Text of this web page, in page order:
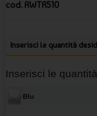
cod. RWTR510
Inserisci le quantità
Inserisci le
Blu